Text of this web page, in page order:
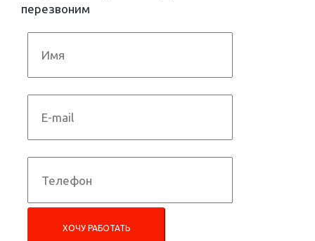
перезвоним
ХОЧУ РАБОТАТЬ